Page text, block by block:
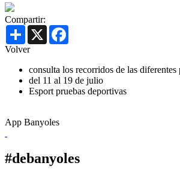
Compartir:
Share X
Volver
consulta los recorridos de las diferentes
del 11 al 19 de julio
Esport pruebas deportivas
App Banyoles
#debanyoles